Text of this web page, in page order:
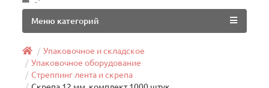
Меню категорий
Упаковочное и складское
Упаковочное оборудование
Стреппинг лента и скрепа